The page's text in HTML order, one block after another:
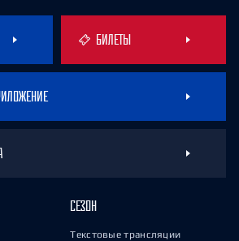
БИЛЕТЫ
СЕЗОН
Текстовые трансляции